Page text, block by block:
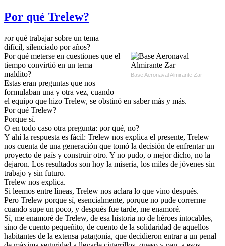
Por qué Trelew?
Base Aeronaval Almirante Zar
Por qué trabajar sobre un tema
difícil, silenciado por años?
Por qué meterse en cuestiones que el
tiempo convirtió en un tema
maldito?
Estas eran preguntas que nos
formulaban una y otra vez, cuando
el equipo que hizo Trelew, se obstinó en saber más y más.
Por qué Trelew?
Porque sí.
O en todo caso otra pregunta: por qué, no?
Y ahí la respuesta es fácil: Trelew nos explica el presente, Trelew
nos cuenta de una generación que tomó la decisión de enfrentar un
proyecto de país y construir otro. Y no pudo, o mejor dicho, no la
dejaron. Los resultados son hoy la miseria, los miles de jóvenes sin
trabajo y sin futuro.
Trelew nos explica.
Si leemos entre líneas, Trelew nos aclara lo que vino después.
Pero Trelew porque sí, esencialmente, porque no pude correrme
cuando supe un poco, y después fue tarde, me enamoré.
Sí, me enamoré de Trelew, de esa historia no de héroes intocables,
sino de cuento pequeñito, de cuento de la solidaridad de aquellos
habitantes de la extensa patagonia, que decidieron entrar a un penal